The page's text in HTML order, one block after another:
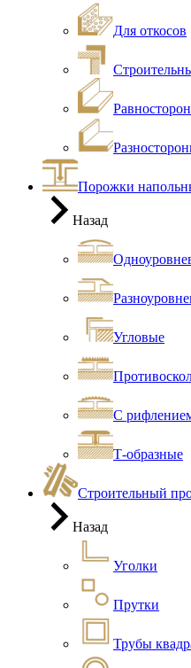
Для откосов
Порожки
Назад
Угловые
С
Т-образные
Строительный
Назад
Уголки
Прутки
Трубы